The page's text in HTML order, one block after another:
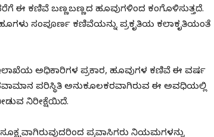
ಈ ಕಣಿವೆ ಬಣ್ಣಬಣ್ಣದ ಹೂವುಗಳಿಂದ ಕಂಗೊಳಿಸುತ್ತದೆ.
ಸಂಪೂರ್ಣ ಕಣಿವೆಯನ್ನು ಪ್ರಕೃತಿಯ ಕಲಾಕೃತಿಯಂತೆ
ಅಧಿಕಾರಿಗಳ ಪ್ರಕಾರ, ಹೂವುಗಳ ಕಣಿವೆ ಈ ವರ್ಷ
ಪರಿಸ್ಥಿತಿ ಅನುಕೂಲಕರವಾಗಿರುವ ಈ ಅವಧಿಯಲ್ಲಿ
ನಿರೀಕ್ಷೆಯಿದೆ.
ಪ್ರವಾಸಿಗರು ನಿಯಮಗಳನ್ನು